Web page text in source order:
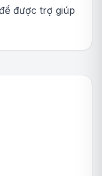
được trợ giúp